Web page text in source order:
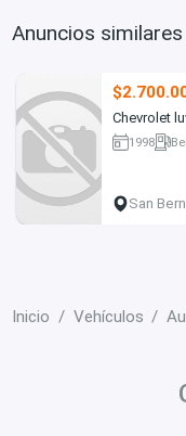
Anuncios
Chevrolet
1998
San
Inicio Vehículos